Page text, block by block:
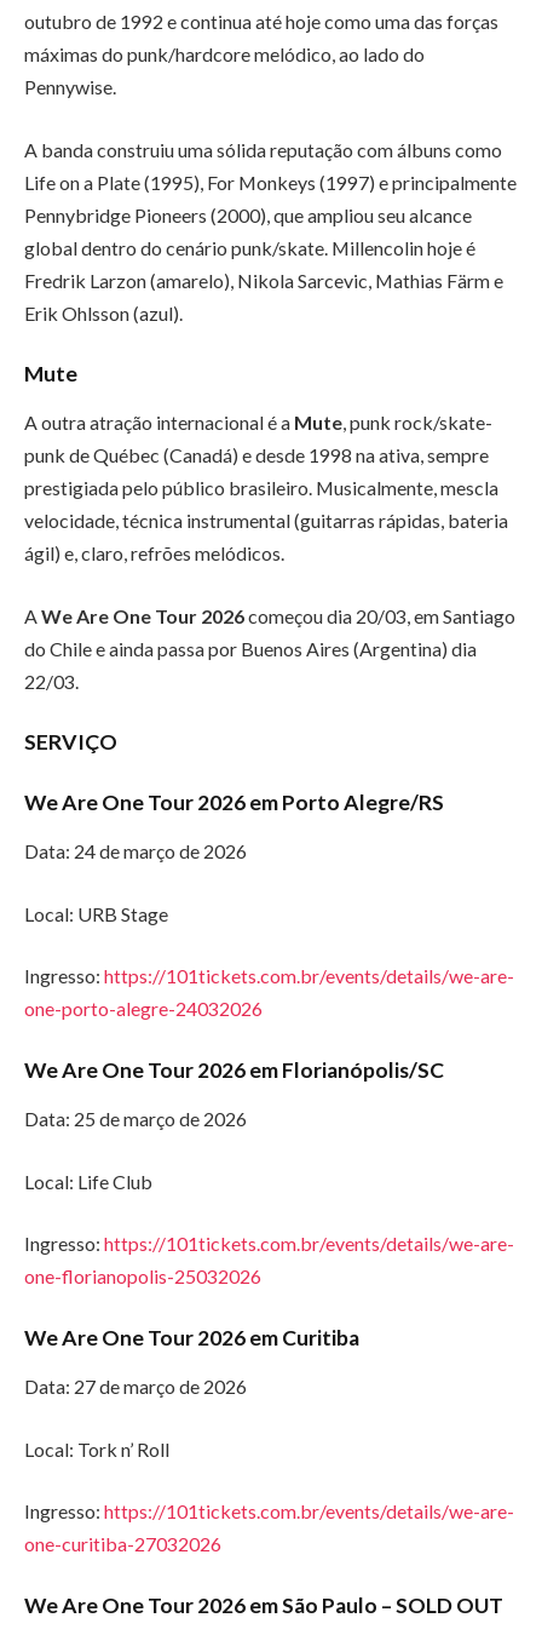
outubro de 1992 e continua até hoje como uma das forças
máximas do punk/hardcore melódico, ao lado do
Pennywise.
A banda construiu uma sólida reputação com álbuns como
Life on a Plate (1995), For Monkeys (1997) e principalmente
Pennybridge Pioneers (2000), que ampliou seu alcance
global dentro do cenário punk/skate. Millencolin hoje é
Fredrik Larzon (amarelo), Nikola Sarcevic, Mathias Färm e
Erik Ohlsson (azul).
Mute
A outra atração internacional é a Mute, punk rock/ska­te-
punk de Québec (Canadá) e desde 1998 na ativa, sempre
prestigiada pelo público brasileiro. Musicalmente, mescla
velocidade, técnica instrumental (guitarras rápidas, bateria
ágil) e, claro, refrões melódicos.
AWe Are One Tour 2026começou dia 20/03, em Santiago
do Chile e ainda passa por Buenos Aires (Argentina) dia
22/03.
SERVIÇO
We Are One Tour 2026 em Porto Alegre/RS
Data: 24 de março de 2026
Local: URB Stage
Ingresso: https://101tickets.com.br/events/details/we-are-
one-porto-alegre-24032026
We Are One Tour 2026 em Florianópolis/SC
Data: 25 de março de 2026
Local: Life Club
Ingresso: https://101tickets.com.br/events/details/we-are-
one-florianopolis-25032026
We Are One Tour 2026 em Curitiba
Data: 27 de março de 2026
Local: Tork n’ Roll
Ingresso: https://101tickets.com.br/events/details/we-are-
one-curitiba-27032026
We Are One Tour 2026 em São Paulo – SOLD OUT